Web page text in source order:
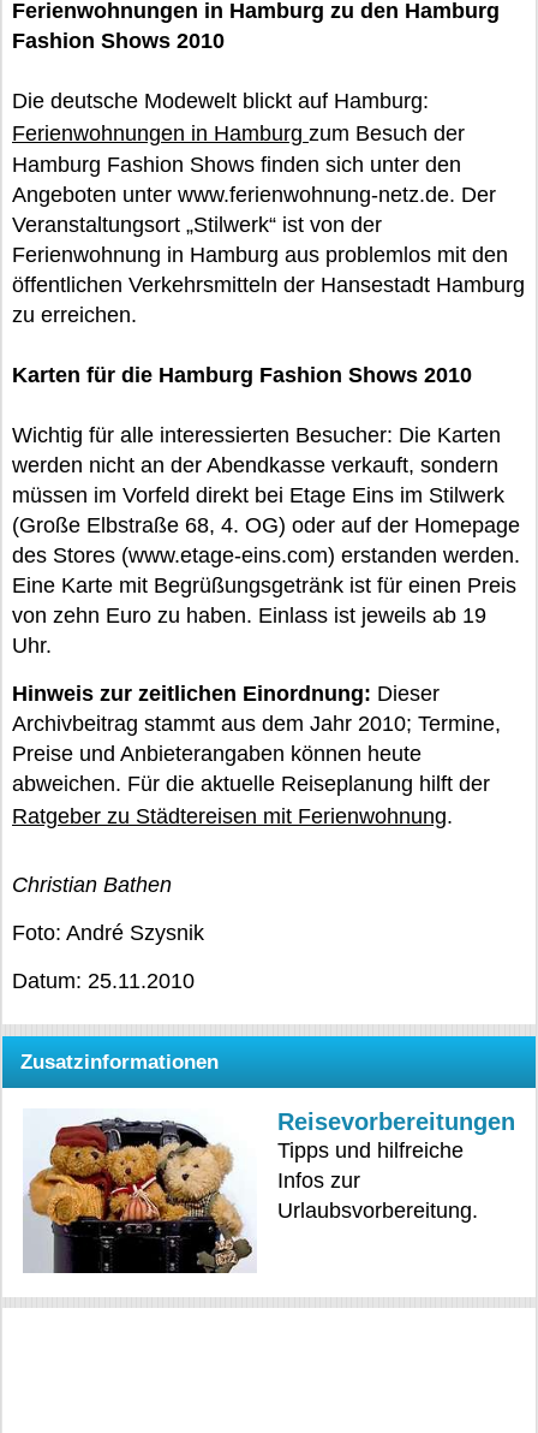
Ferienwohnungen in Hamburg zu den Hamburg
Fashion Shows 2010
Die deutsche Modewelt blickt auf Hamburg:
Ferienwohnungen in Hamburg zum Besuch der
Hamburg Fashion Shows finden sich unter den
Angeboten unter www.ferienwohnung-netz.de. Der
Veranstaltungsort „Stilwerk“ ist von der
Ferienwohnung in Hamburg aus problemlos mit den
öffentlichen Verkehrsmitteln der Hansestadt Hamburg
zu erreichen.
Karten für die Hamburg Fashion Shows 2010
Wichtig für alle interessierten Besucher: Die Karten
werden nicht an der Abendkasse verkauft, sondern
müssen im Vorfeld direkt bei Etage Eins im Stilwerk
(Große Elbstraße 68, 4. OG) oder auf der Homepage
des Stores (www.etage-eins.com) erstanden werden.
Eine Karte mit Begrüßungsgetränk ist für einen Preis
von zehn Euro zu haben. Einlass ist jeweils ab 19
Uhr.
Hinweis zur zeitlichen Einordnung: Dieser
Archivbeitrag stammt aus dem Jahr 2010; Termine,
Preise und Anbieterangaben können heute
abweichen. Für die aktuelle Reiseplanung hilft der
Ratgeber zu Städtereisen mit Ferienwohnung.
Christian Bathen
Foto: André Szysnik
Datum: 25.11.2010
Zusatzinformationen
Reisevorbereitungen
Tipps und hilfreiche
Infos zur
Urlaubsvorbereitung.